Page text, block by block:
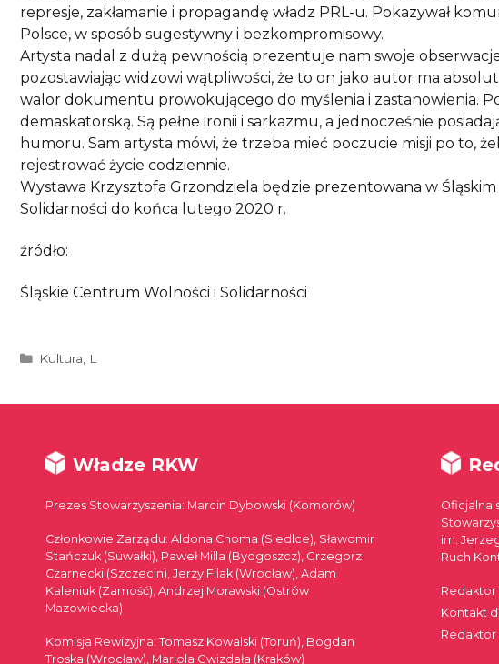
represje, zakłamanie i propagandę władz PRL-u. Pokazywał
Polsce, w sposób sugestywny i bezkompromisowy.
Artysta nadal z dużą pewnością prezentuje nam swoje
pozostawiając widzowi wątpliwości, że to on jako autor ma
walor dokumentu prowokującego do myślenia i zastanowienia.
demaskatorską. Są pełne ironii i sarkazmu, a jednocześnie
humoru. Sam artysta mówi, że trzeba mieć poczucie misji po to,
rejestrować życie codziennie.
Wystawa Krzysztofa Grzondziela będzie prezentowana w
Solidarności do końca lutego 2020 r.
źródło:
Śląskie Centrum Wolności i Solidarności
Kategorie
Kultura L
Władze RKW
Prezes Stowarzyszenia: Marcin Dybowski (Komorów)
Członkowie Zarządu: Aldona Choma (Siedlce), Sławomir
Stańczuk (Suwałki), Paweł Milla (Bydgoszcz), Grzegorz
Czarnecki (Szczecin), Jerzy Filak (Wrocław), Adam
Kaleniuk (Zamość), Andrzej Morawski (Ostrów
Mazowiecka)
Komisja Rewizyjna: Tomasz Kowalski (Toruń), Bogdan
Troska (Wrocław), Mariola Gwizdała (Kraków)
Oficjalna
im.
Ruch
Redaktor
Kontakt
Redaktor